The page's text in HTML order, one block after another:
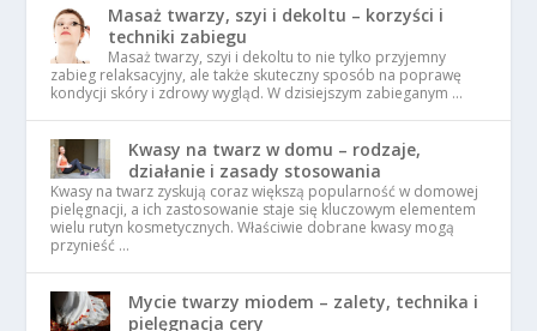
Masaż twarzy, szyi i dekoltu – korzyści i
techniki zabiegu
Masaż twarzy, szyi i dekoltu to nie tylko przyjemny
zabieg relaksacyjny, ale także skuteczny sposób na poprawę
kondycji skóry i zdrowy wygląd. W dzisiejszym zabieganym …
Kwasy na twarz w domu – rodzaje,
działanie i zasady stosowania
Kwasy na twarz zyskują coraz większą popularność w domowej
pielęgnacji, a ich zastosowanie staje się kluczowym elementem
wielu rutyn kosmetycznych. Właściwie dobrane kwasy mogą
przynieść …
Mycie twarzy miodem – zalety, technika i
pielęgnacja cery